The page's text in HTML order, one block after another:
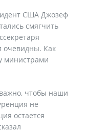
США Джозеф
смягчить
очевидны. Как
министрами
чтобы наши
не
остается